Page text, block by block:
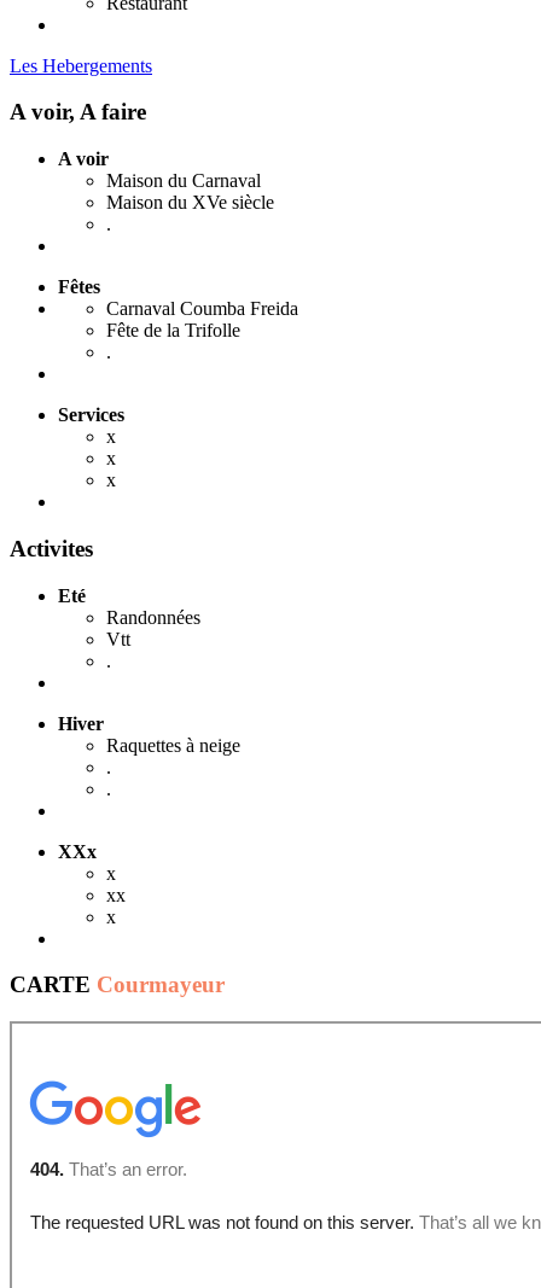
Les Hebergements
A voir, A faire
A voir
Maison du Carnaval
Maison du XVe siècle
.
Fêtes
Carnaval Coumba Freida
Fête de la Trifolle
.
Services
x
x
x
Activites
Eté
Randonnées
Vtt
.
Hiver
Raquettes à neige
.
.
XXx
x
xx
x
CARTE Courmayeur